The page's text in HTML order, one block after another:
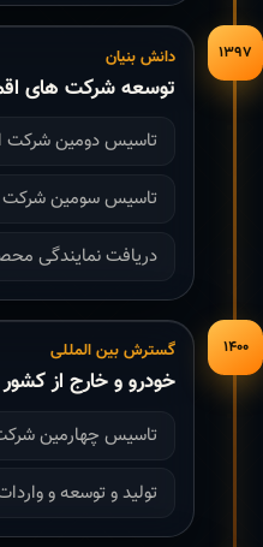
۱۳۹۷ دانش بنیان
توسعه شرکت های
تاسیس دومین شرکت
تاسیس سومین شرکت
دریافت نمایندگی
۱۴۰۰ گسترش بین المللی
خودرو و خارج از کشور
تاسیس چهارمین
تولید و توسعه و